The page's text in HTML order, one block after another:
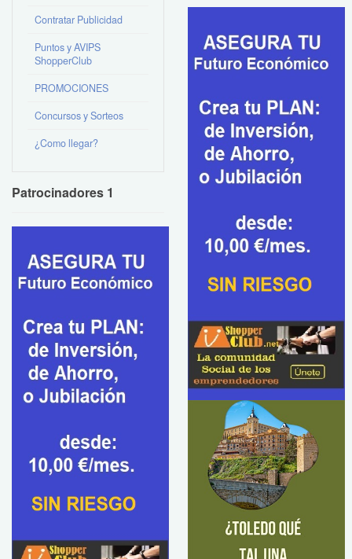
Contratar Publicidad
Puntos y AVIPS
ShopperClub
PROMOCIONES
Concursos y Sorteos
¿Como llegar?
Patrocinadores 1